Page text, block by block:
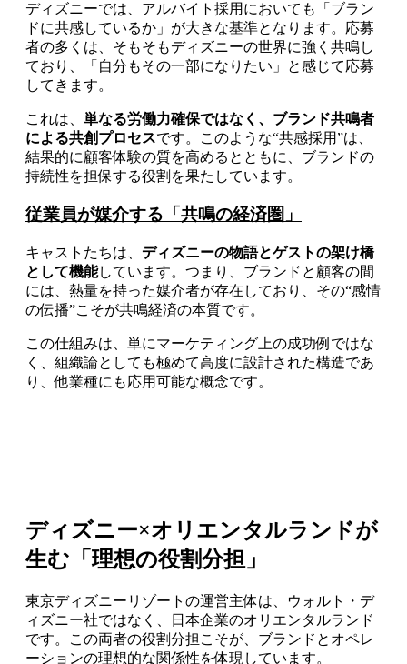
ディズニーでは、アルバイト採用においても「ブラン
ドに共感しているか」が大きな基準となります。応募
者の多くは、そもそもディズニーの世界に強く共鳴し
ており、「自分もその一部になりたい」と感じて応募
してきます。
これは、 単なる労働力確保ではなく、ブランド共鳴者
による共創プロセスです。このような“共感採用”は、
結果的に顧客体験の質を高めるとともに、ブランドの
持続性を担保する役割を果たしています。
従業員が媒介する「共鳴の経済圏」
キャストたちは、 ディズニーの物語とゲストの架け橋
として機能しています。つまり、ブランドと顧客の間
には、熱量を持った媒介者が存在しており、その“感情
の伝播”こそが共鳴経済の本質です。
この仕組みは、単にマーケティング上の成功例ではな
く、組織論としても極めて高度に設計された構造であ
り、他業種にも応用可能な概念です。
ディズニー×オリエンタルランドが
生む「理想の役割分担」
東京ディズニーリゾートの運営主体は、ウォルト・デ
ィズニー社ではなく、日本企業のオリエンタルランド
です。この両者の役割分担こそが、ブランドとオペレ
ーションの理想的な関係性を体現しています。